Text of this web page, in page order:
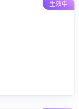
生效中